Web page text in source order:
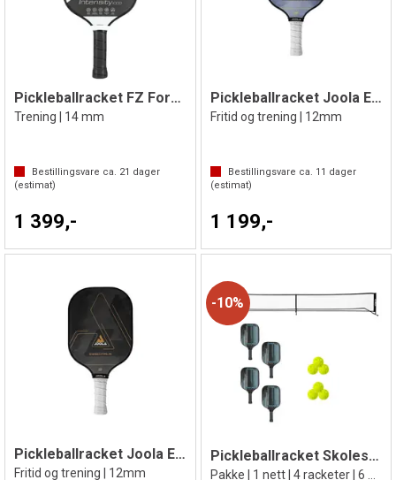
Pickleballracket FZ Forza Intensity 1000
Trening | 14 mm
Bestillingsvare ca. 21 dager
(estimat)
1 399,-
Pickleballracket Joola Essentials Blå
Fritid og trening | 12mm
Bestillingsvare ca. 11 dager
(estimat)
1 199,-
Pickleballracket Joola Essentials Svart
Fritid og trening | 12mm
10%
Pickleballracket Skolesett